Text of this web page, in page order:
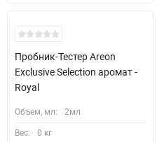
Кожні 1500₴ чеку = 1 тестер
Пробник-Тестер Areon
Exclusive Selection аромат -
Royal
Объем, мл: 2мл
Вес: 0 кг